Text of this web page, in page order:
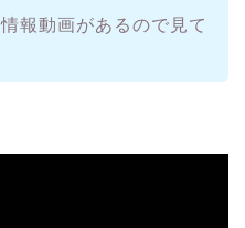
報動画があるので見て